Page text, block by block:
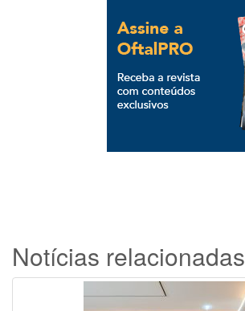
Notícias relacionadas